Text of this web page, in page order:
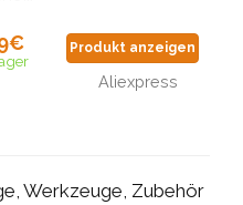
Produkt anzeigen
Aliexpress
Werkzeuge, Zubehör